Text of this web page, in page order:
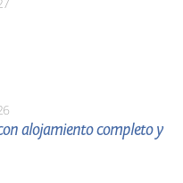
alojamiento completo y